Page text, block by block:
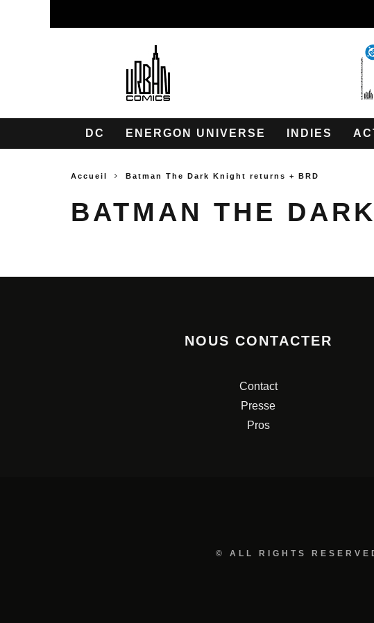
DC ENERGON UNIVERSE INDIES
Accueil Batman The Dark Knight returns + BRD
BATMAN THE
NOUS CONTACTER
Contact
Presse
Pros
© ALL RIGHTS